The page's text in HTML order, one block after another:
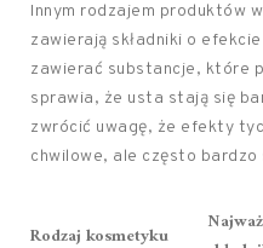
Innym rodzajem produktów
zawierają składniki o efekcie
zawierać substancje, które
sprawia, że usta stają się
zwrócić uwagę, że efekty
chwilowe, ale często
Rodzaj kosmetyku